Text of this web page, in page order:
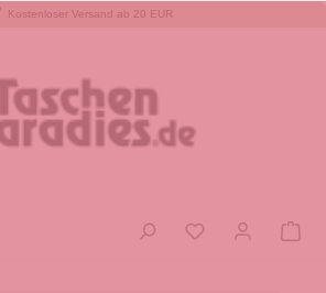
Kostenloser Versand ab 20 EUR